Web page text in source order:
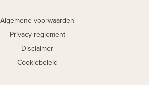
Algemene voorwaarden
Privacy reglement
Disclaimer
Cookiebeleid